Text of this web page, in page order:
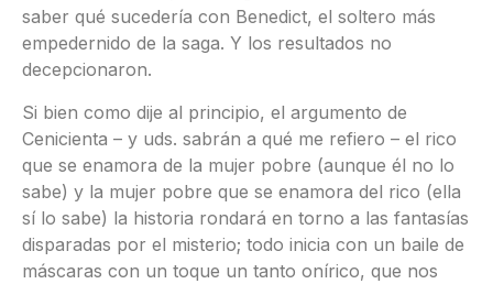
saber qué sucedería con Benedict, el soltero más
empedernido de la saga. Y los resultados no
decepcionaron.
Si bien como dije al principio, el argumento de
Cenicienta – y uds. sabrán a qué me refiero – el rico
que se enamora de la mujer pobre (aunque él no lo
sabe) y la mujer pobre que se enamora del rico (ella
sí lo sabe) la historia rondará en torno a las fantasías
disparadas por el misterio; todo inicia con un baile de
máscaras con un toque un tanto onírico, que nos